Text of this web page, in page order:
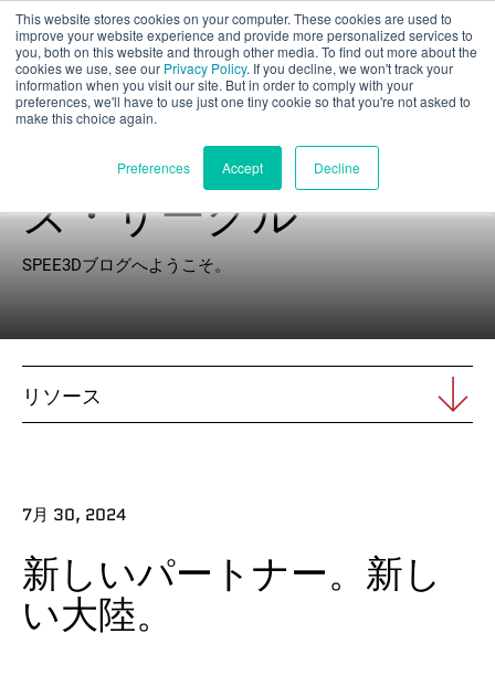
This website stores cookies on your computer. These cookies are used to
improve your website experience and provide more personalized services to
you, both on this website and through other media. To find out more about the
cookies we use, see our Privacy Policy. If you decline, we won't track your
information when you visit our site. But in order to comply with your
preferences, we'll have to use just one tiny cookie so that you're not asked to
make this choice again.
Preferences Accept Decline
パート評価
製品紹介
材料
エクスプローラー
ズ・サークル
SPEE3Dブログへようこそ。
リソース
7月 30, 2024
新しいパートナー。新し
い大陸。